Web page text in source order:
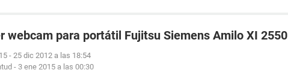
webcam para portátil Fujitsu Siemens Amilo XI 2550
- 25 dic 2012 a las 18:54
- 3 ene 2015 a las 00:30